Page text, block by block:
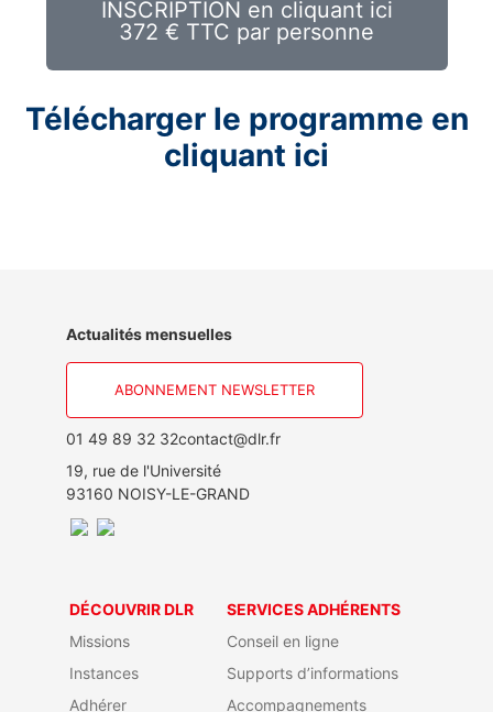
INSCRIPTION en cliquant ici
372 € TTC par personne
Télécharger le programme en
cliquant ici
Actualités mensuelles
ABONNEMENT NEWSLETTER
01 49 89 32 32contact@dlr.fr
19, rue de l'Université
93160 NOISY-LE-GRAND
DÉCOUVRIR DLR
Missions
Instances
Adhérer
SERVICES ADHÉRENTS
Conseil en ligne
Supports d’informations
Accompagnements